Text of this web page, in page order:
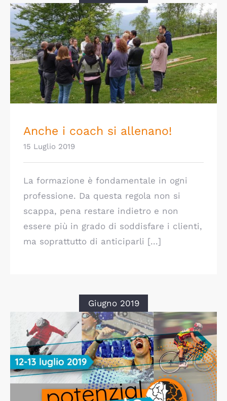
Anche i coach si allenano!
Anche i coach si allenano!
15 Luglio 2019
La formazione è fondamentale in ogni
professione. Da questa regola non si
scappa, pena restare indietro e non
essere più in grado di soddisfare i clienti,
ma soprattutto di anticiparli [...]
Giugno 2019
Il primo muscolo da allenare è il cervello